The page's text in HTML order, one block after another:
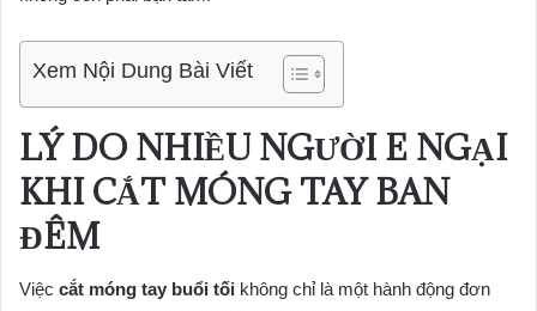
Xem Nội Dung Bài Viết
LÝ DO NHIỀU NGƯỜI E NGẠI
KHI CẮT MÓNG TAY BAN
ĐÊM
Việc cắt móng tay buổi tối không chỉ là một hành động đơn